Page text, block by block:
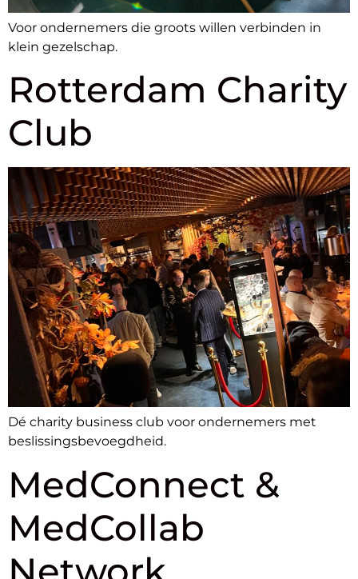
Voor ondernemers die groots willen verbinden in
klein gezelschap.
Rotterdam Charity
Club
Dé charity business club voor ondernemers met
beslissingsbevoegdheid.
MedConnect &
MedCollab